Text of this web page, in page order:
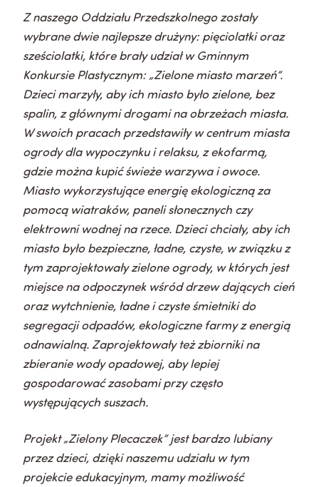
Z naszego Oddziału Przedszkolnego zostały
wybrane dwie najlepsze drużyny: pięciolatki oraz
sześciolatki, które brały udział w Gminnym
Konkursie Plastycznym: „Zielone miasto marzeń”.
Dzieci marzyły, aby ich miasto było zielone, bez
spalin, z głównymi drogami na obrzeżach miasta.
W swoich pracach przedstawiły w centrum miasta
ogrody dla wypoczynku i relaksu, z ekofarmą,
gdzie można kupić świeże warzywa i owoce.
Miasto wykorzystujące energię ekologiczną za
pomocą wiatraków, paneli słonecznych czy
elektrowni wodnej na rzece. Dzieci chciały, aby ich
miasto było bezpieczne, ładne, czyste, w związku z
tym zaprojektowały zielone ogrody, w których jest
miejsce na odpoczynek wśród drzew dających cień
oraz wytchnienie, ładne i czyste śmietniki do
segregacji odpadów, ekologiczne farmy z energią
odnawialną. Zaprojektowały też zbiorniki na
zbieranie wody opadowej, aby lepiej
gospodarować zasobami przy często
występujących suszach.
Projekt „Zielony Plecaczek” jest bardzo lubiany
przez dzieci, dzięki naszemu udziału w tym
projekcie edukacyjnym, mamy możliwość